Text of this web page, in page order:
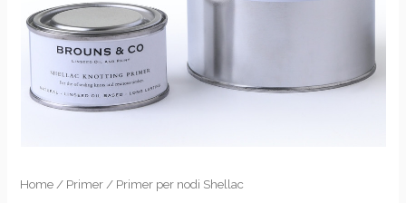
Home / Primer / Primer per nodi Shellac
Fascia
Primer